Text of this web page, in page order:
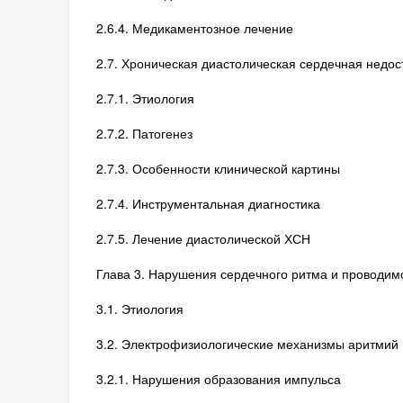
2.6.4. Медикаментозное лечение
2.7. Хроническая диастолическая сердечная
2.7.1. Этиология
2.7.2. Патогенез
2.7.3. Особенности клинической картины
2.7.4. Инструментальная диагностика
2.7.5. Лечение диастолической ХСН
Глава 3. Нарушения сердечного ритма и
3.1. Этиология
3.2. Электрофизиологические механизмы аритмий
3.2.1. Нарушения образования импульса